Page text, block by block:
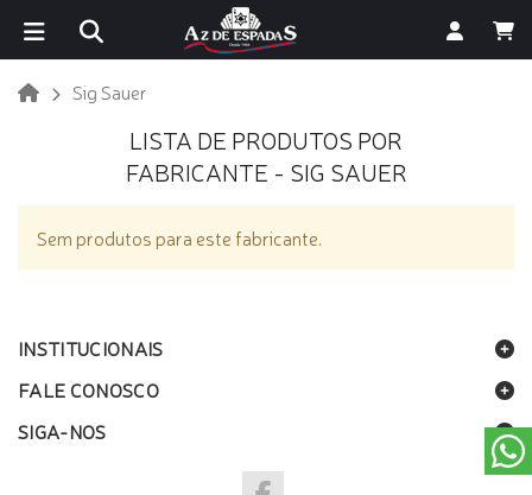
Sig Sauer
LISTA DE PRODUTOS POR
FABRICANTE - SIG SAUER
Sem produtos para este fabricante.
INSTITUCIONAIS
FALE CONOSCO
SIGA-NOS